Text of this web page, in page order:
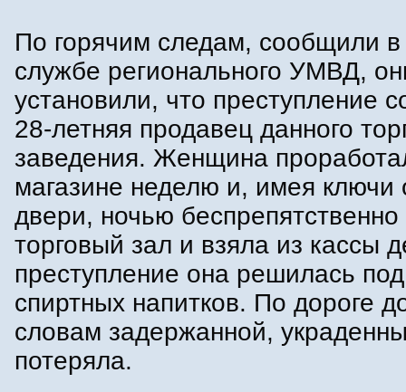
По горячим следам, сообщили в
службе регионального УМВД,
установили, что преступление
28-летняя продавец данного
заведения. Женщина
магазине неделю и, имея ключи
двери, ночью
торговый зал и взяла из кассы
преступление она решилась
спиртных напитков. По дороге
словам задержанной,
потеряла.